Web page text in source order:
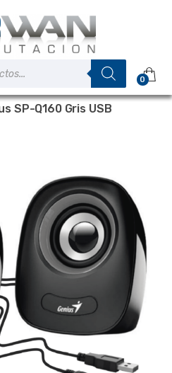
0
SP-Q160 Gris USB